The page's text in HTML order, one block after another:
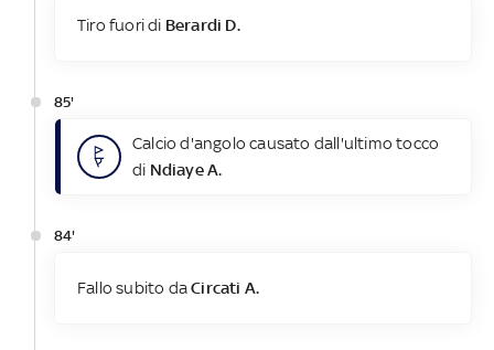
Tiro fuori di Berardi D.
85'
Calcio d'angolo causato dall'ultimo tocco
di Ndiaye A.
84'
Fallo subito daCircati A.